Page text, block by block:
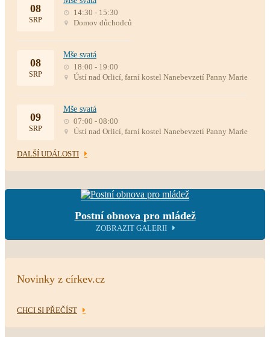
08
SRP
14:30 - 15:30
Domov důchodců
08
SRP
Mše svatá
18:00 - 19:00
Ústí nad Orlicí, farní kostel Nanebevzetí Panny Marie
09
SRP
Mše svatá
07:00 - 08:00
Ústí nad Orlicí, farní kostel Nanebevzetí Panny Marie
DALŠÍ UDÁLOSTI
Postní obnova pro mládež
ZOBRAZIT GALERII
Novinky z církev.cz
CHCI SI PŘEČÍST